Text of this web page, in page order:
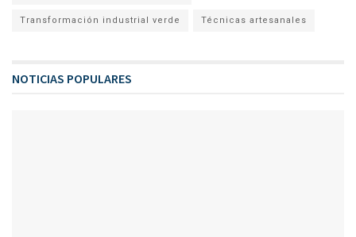
Transformación industrial verde Técnicas artesanales
NOTICIAS POPULARES